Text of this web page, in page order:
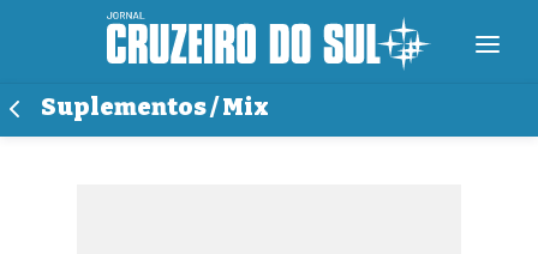
Suplementos / Mix